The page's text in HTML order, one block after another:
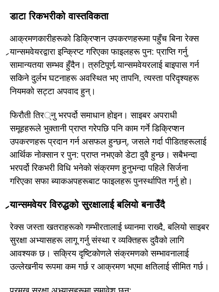
डाटा रिकभरीको वास्तविकता
आक्रमणकारीहरूको डिक्रिप्शन उपकरणहरूमा पहुँच बिना रेक्स
र्‍यान्समवेयरद्वारा इन्क्रिप्ट गरिएका फाइलहरू पुन: प्राप्ति गर्नु
सामान्यतया सम्भव हुँदैन। त्रुटिपूर्ण र्‍यान्समवेयरलाई बाइपास गर्न
सकिने दुर्लभ घटनाहरू अवस्थित भए तापनि, त्यस्ता परिदृश्यहरू
नियमको सट्टा अपवाद हुन्।
फिरौती तिर्नु भरपर्दो समाधान होइन। साइबर अपराधी
समूहहरूले भुक्तानी प्राप्त गरेपछि पनि काम गर्ने डिक्रिप्शन
उपकरणहरू प्रदान गर्न असफल हुन्छन्, जसले गर्दा पीडितहरूलाई
आर्थिक नोक्सान र पुन: प्राप्त नभएको डेटा दुवै हुन्छ। सबैभन्दा
भरपर्दो रिकभरी विधि भनेको संक्रमण हुनुभन्दा पहिले सिर्जना
गरिएका सफा ब्याकअपहरूबाट फाइलहरू पुनर्स्थापित गर्नु हो।
र्‍यान्समवेयर विरुद्धको सुरक्षालाई बलियो बनाउँदै
रेक्स जस्ता खतराहरूको गम्भीरतालाई ध्यानमा राख्दै, बलियो साइबर
सुरक्षा अभ्यासहरू लागू गर्नु संस्था र व्यक्तिहरू दुवैको लागि
आवश्यक छ। सक्रिय दृष्टिकोणले संक्रमणको सम्भावनालाई
उल्लेखनीय रूपमा कम गर्छ र आक्रमण भएमा क्षतिलाई सीमित गर्छ।